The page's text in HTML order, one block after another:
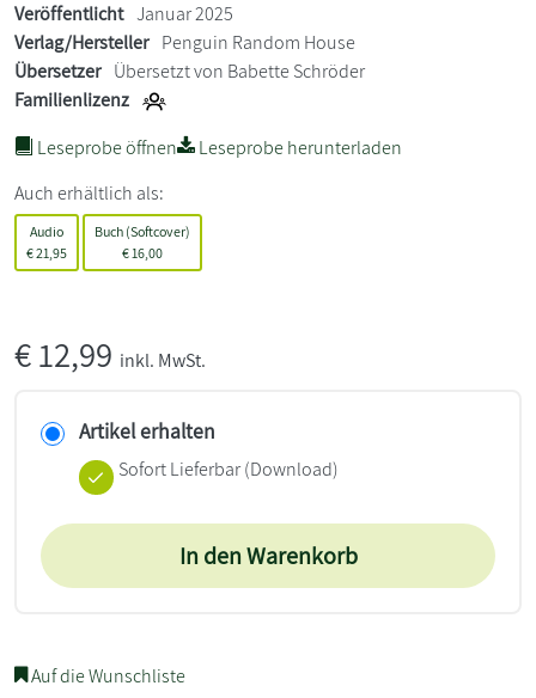
Veröffentlicht Januar 2025
Verlag/Hersteller Penguin Random House
Übersetzer Übersetzt von Babette Schröder
Familienlizenz
Leseprobe öffnen
Leseprobe herunterladen
Auch erhältlich als:
Audio
€21,95
Buch (Softcover)
€16,00
€12,99 inkl. MwSt.
Artikel erhalten
Sofort Lieferbar (Download)
In den Warenkorb
Auf die Wunschliste